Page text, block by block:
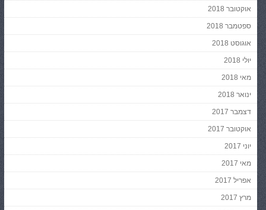
אוקטובר 2018
ספטמבר 2018
אוגוסט 2018
יולי 2018
מאי 2018
ינואר 2018
דצמבר 2017
אוקטובר 2017
יוני 2017
מאי 2017
אפריל 2017
מרץ 2017